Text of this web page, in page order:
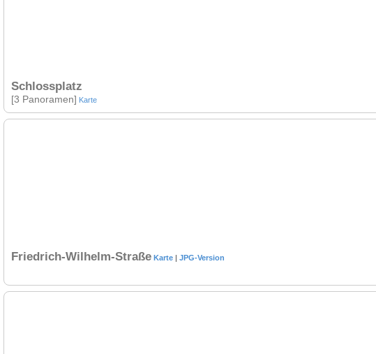
Schlossplatz
[3 Panoramen] Karte
Friedrich-Wilhelm-Straße Karte JPG-Version